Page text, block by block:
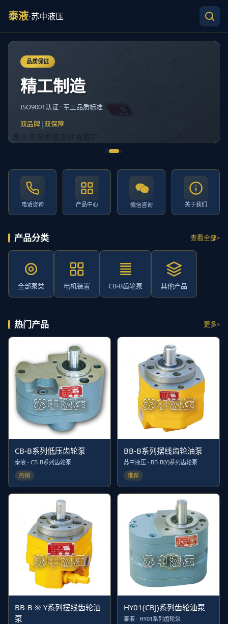
泰液·苏中液压
品质保证
精工制造
ISO9001认证 · 军工品质标准
双品牌|双保障
电话咨询 产品中心 微信咨询 关于我们
产品分类 查看全部
全部泵类 电机装置 CB-B齿轮泵 其他产品
热门产品 更多
CB-B系列低压齿轮泵
泰液 · CB-B系列齿轮泵
热销
BB-B系列摆线齿轮油泵
苏中液压 · BB-B(Y)系列齿轮泵
推荐
BB-B ※ Y系列摆线齿轮油
泵
HY01(CBJ)系列齿轮油泵
泰液 · HY01系列齿轮泵